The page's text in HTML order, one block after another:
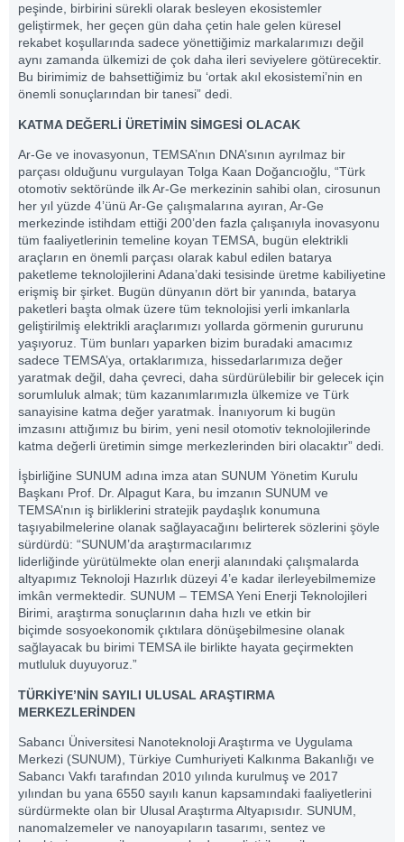
peşinde, birbirini sürekli olarak besleyen ekosistemler
geliştirmek, her geçen gün daha çetin hale gelen küresel
rekabet koşullarında sadece yönettiğimiz markalarımızı değil
aynı zamanda ülkemizi de çok daha ileri seviyelere götürecektir.
Bu birimimiz de bahsettiğimiz bu ‘ortak akıl ekosistemi’nin en
önemli sonuçlarından bir tanesi” dedi.
KATMA DEĞERLİ ÜRETİMİN SİMGESİ OLACAK
Ar-Ge ve inovasyonun, TEMSA’nın DNA’sının ayrılmaz bir
parçası olduğunu vurgulayan Tolga Kaan Doğancıoğlu, “Türk
otomotiv sektöründe ilk Ar-Ge merkezinin sahibi olan, cirosunun
her yıl yüzde 4’ünü Ar-Ge çalışmalarına ayıran, Ar-Ge
merkezinde istihdam ettiği 200’den fazla çalışanıyla inovasyonu
tüm faaliyetlerinin temeline koyan TEMSA, bugün elektrikli
araçların en önemli parçası olarak kabul edilen batarya
paketleme teknolojilerini Adana’daki tesisinde üretme kabiliyetine
erişmiş bir şirket. Bugün dünyanın dört bir yanında, batarya
paketleri başta olmak üzere tüm teknolojisi yerli imkanlarla
geliştirilmiş elektrikli araçlarımızı yollarda görmenin gururunu
yaşıyoruz. Tüm bunları yaparken bizim buradaki amacımız
sadece TEMSA’ya, ortaklarımıza, hissedarlarımıza değer
yaratmak değil, daha çevreci, daha sürdürülebilir bir gelecek için
sorumluluk almak; tüm kazanımlarımızla ülkemize ve Türk
sanayisine katma değer yaratmak. İnanıyorum ki bugün
imzasını attığımız bu birim, yeni nesil otomotiv teknolojilerinde
katma değerli üretimin simge merkezlerinden biri olacaktır” dedi.
İşbirliğine SUNUM adına imza atan SUNUM Yönetim Kurulu
Başkanı Prof. Dr. Alpagut Kara, bu imzanın SUNUM ve
TEMSA’nın iş birliklerini stratejik paydaşlık konumuna
taşıyabilmelerine olanak sağlayacağını belirterek sözlerini şöyle
sürdürdü: “SUNUM’da araştırmacılarımız
liderliğinde yürütülmekte olan enerji alanındaki çalışmalarda
altyapımız Teknoloji Hazırlık düzeyi 4’e kadar ilerleyebilmemize
imkân vermektedir. SUNUM – TEMSA Yeni Enerji Teknolojileri
Birimi, araştırma sonuçlarının daha hızlı ve etkin bir
biçimde sosyoekonomik çıktılara dönüşebilmesine olanak
sağlayacak bu birimi TEMSA ile birlikte hayata geçirmekten
mutluluk duyuyoruz.”
TÜRKİYE’NİN SAYILI ULUSAL ARAŞTIRMA
MERKEZLERİNDEN
Sabancı Üniversitesi Nanoteknoloji Araştırma ve Uygulama
Merkezi (SUNUM), Türkiye Cumhuriyeti Kalkınma Bakanlığı ve
Sabancı Vakfı tarafından 2010 yılında kurulmuş ve 2017
yılından bu yana 6550 sayılı kanun kapsamındaki faaliyetlerini
sürdürmekte olan bir Ulusal Araştırma Altyapısıdır. SUNUM,
nanomalzemeler ve nanoyapıların tasarımı, sentez ve